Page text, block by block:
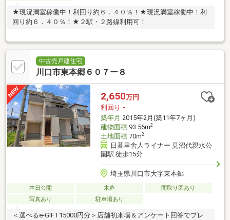
★現況満室稼働中！利回り約６．４０％！★現況満室稼働中！利
回り約６．４０％！★２駅・２路線利用可！
中古売戸建住宅
川口市東本郷６０７ー８
2,650万円
利回り -
築年月 2015年2月(築11年7ヶ月)
建物面積93.56m2
土地面積70m2
日暮里舎人ライナー 見沼代親水公
園駅 徒歩15分
埼玉県川口市大字東本郷
本日公開 木造
間取り図あり
写真あり
駐車場あり
＜選べるe-GIFT15000円分＞店舗初来場＆アンケート回答でプレ